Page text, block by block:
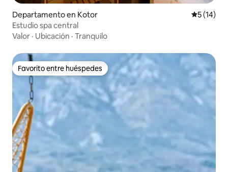
Departamento en Kotor
5 (14)
Estudio spa central
Valor · Ubicación · Tranquilo
Favorito entre huéspedes
Favorito entre huéspedes